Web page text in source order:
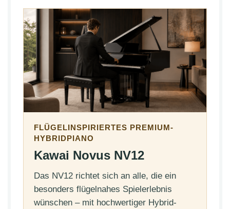
FLÜGELINSPIRIERTES PREMIUM-
HYBRIDPIANO
Kawai Novus NV12
Das NV12 richtet sich an alle, die ein
besonders flügelnahes Spielerlebnis
wünschen – mit hochwertiger Hybrid-